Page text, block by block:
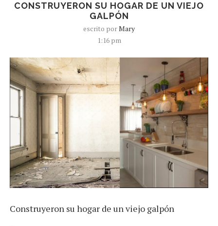
CONSTRUYERON SU HOGAR DE UN VIEJO
GALPÓN
escrito porMary
1:16 pm
Construyeron su hogar de un viejo galpón